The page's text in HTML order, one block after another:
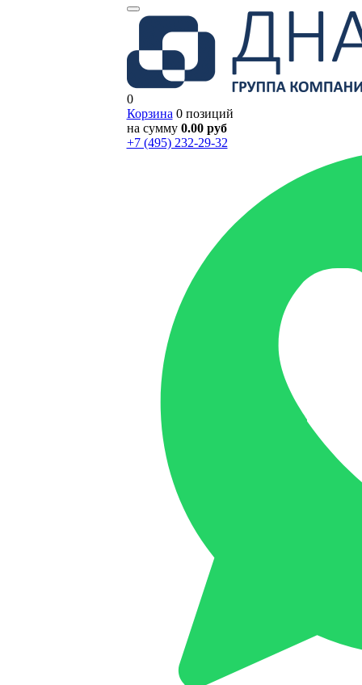
0
Корзина 0 позиций
на сумму 0.00 руб
+7 (495) 232-29-32